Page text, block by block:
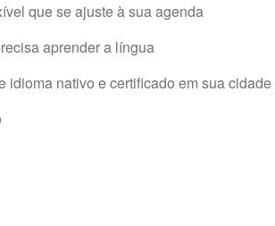
que se ajuste à sua agenda
aprender a língua
idioma nativo e certificado em sua